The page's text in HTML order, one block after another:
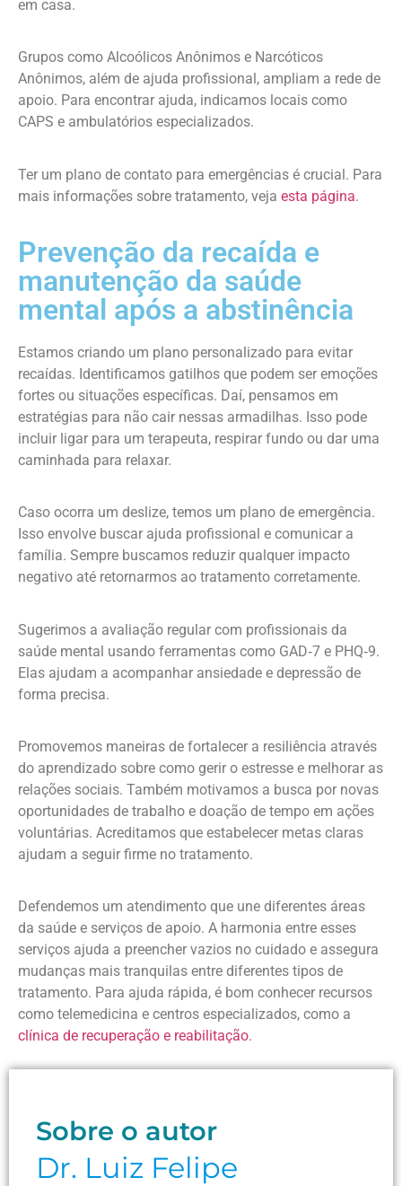
em casa.
Grupos como Alcoólicos Anônimos e Narcóticos
Anônimos, além de ajuda profissional, ampliam a rede de
apoio. Para encontrar ajuda, indicamos locais como
CAPS e ambulatórios especializados.
Ter um plano de contato para emergências é crucial. Para
mais informações sobre tratamento, veja esta página.
Prevenção da recaída e
manutenção da saúde
mental após a abstinência
Estamos criando um plano personalizado para evitar
recaídas. Identificamos gatilhos que podem ser emoções
fortes ou situações específicas. Daí, pensamos em
estratégias para não cair nessas armadilhas. Isso pode
incluir ligar para um terapeuta, respirar fundo ou dar uma
caminhada para relaxar.
Caso ocorra um deslize, temos um plano de emergência.
Isso envolve buscar ajuda profissional e comunicar a
família. Sempre buscamos reduzir qualquer impacto
negativo até retornarmos ao tratamento corretamente.
Sugerimos a avaliação regular com profissionais da
saúde mental usando ferramentas como GAD‑7 e PHQ‑9.
Elas ajudam a acompanhar ansiedade e depressão de
forma precisa.
Promovemos maneiras de fortalecer a resiliência através
do aprendizado sobre como gerir o estresse e melhorar as
relações sociais. Também motivamos a busca por novas
oportunidades de trabalho e doação de tempo em ações
voluntárias. Acreditamos que estabelecer metas claras
ajudam a seguir firme no tratamento.
Defendemos um atendimento que une diferentes áreas
da saúde e serviços de apoio. A harmonia entre esses
serviços ajuda a preencher vazios no cuidado e assegura
mudanças mais tranquilas entre diferentes tipos de
tratamento. Para ajuda rápida, é bom conhecer recursos
como telemedicina e centros especializados, como a
clínica de recuperação e reabilitação.
Sobre o autor
Dr. Luiz Felipe